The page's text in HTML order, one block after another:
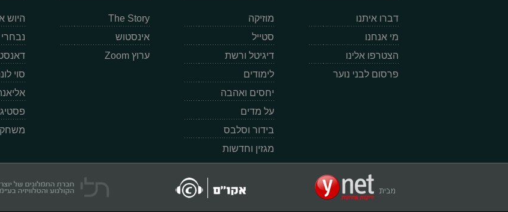
דברו איתנו
מי אנחנו
הצטרפו אלינו
פרסום לבני נוער
מוזיקה
סטייל
דיגיטל ורשת
לימודים
יחסים ואהבה
על מדים
בידור וסלבס
מגזין וחדשות
The Story
אינסטוש
ערוץ Zoom
היוש
סוי